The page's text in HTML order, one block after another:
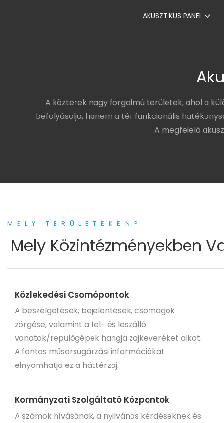
AKUSZTIKUS PANEL
A közterek nagy forgalmú területek, ahol a
befolyásolja, hanem a tér funkcionális
A megfelelő
MELY TERÜLETEKEN?
Mely Közintézményekben
Közlekedési Csomópontok
A beszélgetések, bejelentések, csomagok
zörgése, valamint a fel- és leszálló
vonatok/repülőgépek hangja zajkeveréket alkot.
A fontos műsorsugárzási információkat
elnyomhatja ez a háttérzaj.
Kormányzati Szolgáltató Központok
A számok hívásának, a nyilvános kérdéseknek és